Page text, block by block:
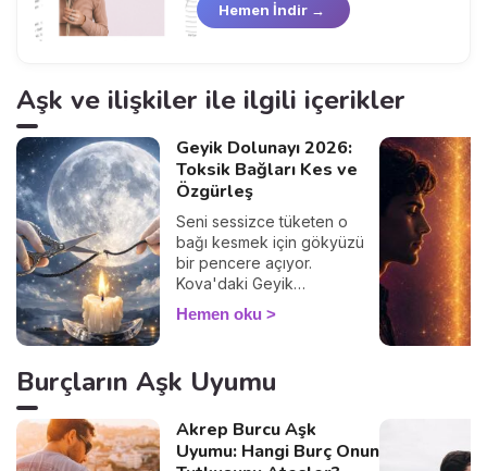
Hemen İndir →
Aşk ve ilişkiler ile ilgili içerikler
Geyik Dolunayı 2026:
Toksik Bağları Kes ve
Özgürleş
Seni sessizce tüketen o
bağı kesmek için gökyüzü
bir pencere açıyor.
Kova'daki Geyik
Dolunayı'nın arındırıcı
gücüyle adım adım
Hemen oku
Burçların Aşk Uyumu
Akrep Burcu Aşk
Uyumu: Hangi Burç Onun